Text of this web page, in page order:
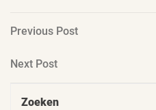
Berichtnavigatie
Previous
Previous Post
Next
Next Post
Zoeken